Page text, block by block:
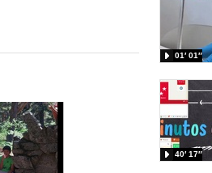
01′ 01″
40′ 17″